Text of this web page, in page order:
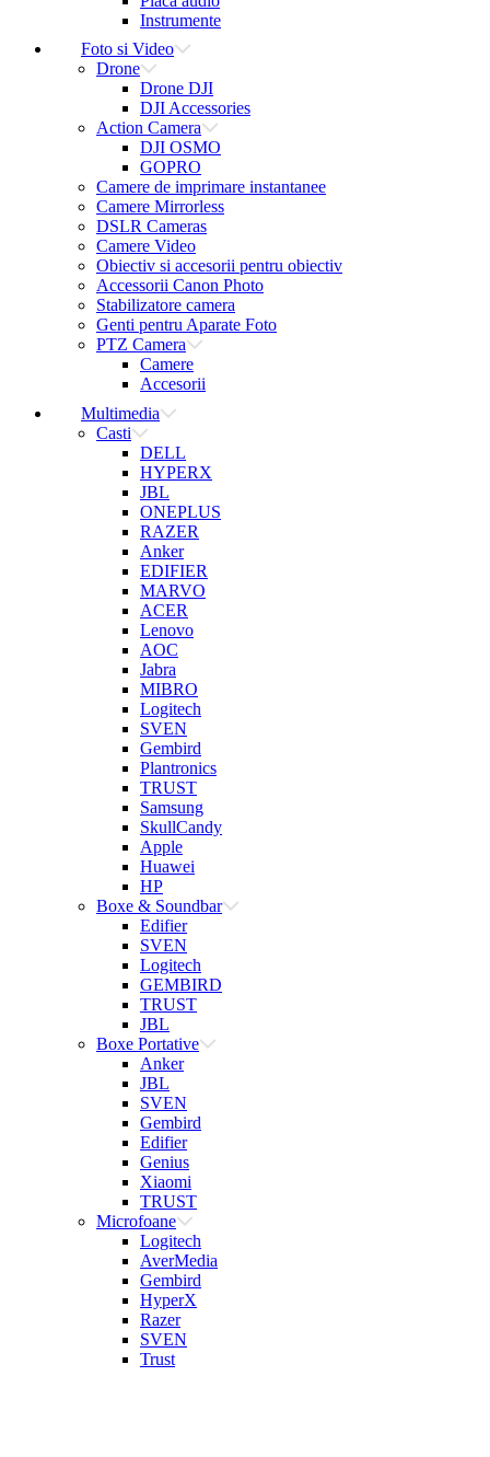
Instrumente
Foto si Video
Drone
Drone DJI
DJI Accessories
Action Camera
DJI OSMO
GOPRO
Camere de imprimare instantanee
Camere Mirrorless
DSLR Cameras
Camere Video
Obiectiv si accesorii pentru obiectiv
Accessorii Canon Photo
Stabilizatore camera
Genti pentru Aparate Foto
PTZ Camera
Camere
Accesorii
Multimedia
Casti
DELL
HYPERX
JBL
ONEPLUS
RAZER
Anker
EDIFIER
MARVO
ACER
Lenovo
AOC
Jabra
MIBRO
Logitech
SVEN
Gembird
Plantronics
TRUST
Samsung
SkullCandy
Apple
Huawei
HP
Boxe & Soundbar
Edifier
SVEN
Logitech
GEMBIRD
TRUST
JBL
Boxe Portative
Anker
JBL
SVEN
Gembird
Edifier
Genius
Xiaomi
TRUST
Microfoane
Logitech
AverMedia
Gembird
HyperX
Razer
SVEN
Trust